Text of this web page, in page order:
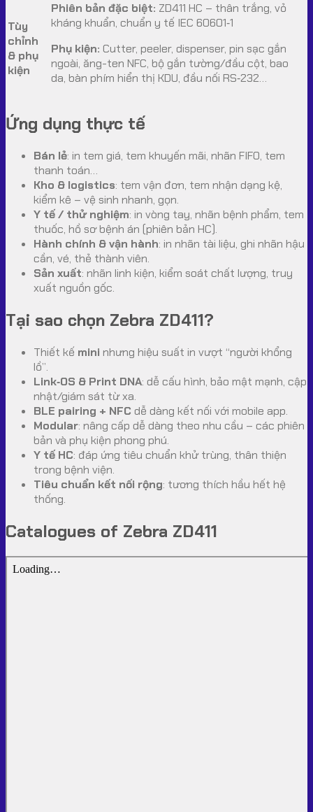
Tùy
chỉnh
& phụ
kiện
Phiên bản đặc biệt: ZD411 HC – thân trắng, vỏ
kháng khuẩn, chuẩn y tế IEC 60601‑1
Phụ kiện: Cutter, peeler, dispenser, pin sạc gắn
ngoài, ăng-ten NFC, bộ gắn tường/đầu cột, bao
da, bàn phím hiển thị KDU, đầu nối RS‑232…
Ứng dụng thực tế
Bán lẻ: in tem giá, tem khuyến mãi, nhãn FIFO, tem
thanh toán…
Kho & logistics: tem vận đơn, tem nhận dạng kệ,
kiểm kê – vệ sinh nhanh, gọn.
Y tế / thử nghiệm: in vòng tay, nhãn bệnh phẩm, tem
thuốc, hồ sơ bệnh án (phiên bản HC).
Hành chính & vận hành: in nhãn tài liệu, ghi nhãn hậu
cần, vé, thẻ thành viên.
Sản xuất: nhãn linh kiện, kiểm soát chất lượng, truy
xuất nguồn gốc.
Tại sao chọn Zebra ZD411?
Thiết kế mini nhưng hiệu suất in vượt “người khổng
lồ”.
Link‑OS & Print DNA: dễ cấu hình, bảo mật mạnh, cập
nhật/giám sát từ xa.
BLE pairing + NFC dễ dàng kết nối với mobile app.
Modular: nâng cấp dễ dàng theo nhu cầu – các phiên
bản và phụ kiện phong phú.
Y tế HC: đáp ứng tiêu chuẩn khử trùng, thân thiện
trong bệnh viện.
Tiêu chuẩn kết nối rộng: tương thích hầu hết hệ
thống.
Catalogues of Zebra ZD411